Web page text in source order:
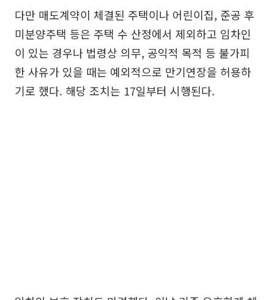
다만 매도계약이 체결된 주택이나 어린이집, 준공 후
미분양주택 등은 주택 수 산정에서 제외하고 임차인
이 있는 경우나 법령상 의무, 공익적 목적 등 불가피
한 사유가 있을 때는 예외적으로 만기연장을 허용하
기로 했다. 해당 조치는 17일부터 시행된다.